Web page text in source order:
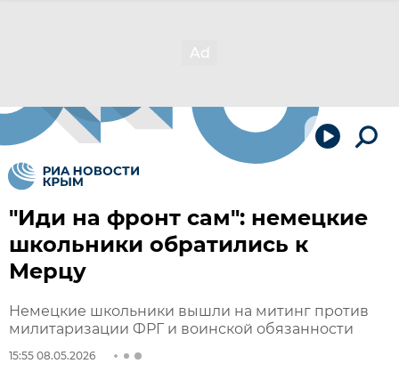
"Иди на фронт сам": немецкие
школьники обратились к
Мерцу
Немецкие школьники вышли на митинг против
милитаризации ФРГ и воинской обязанности
15:55 08.05.2026